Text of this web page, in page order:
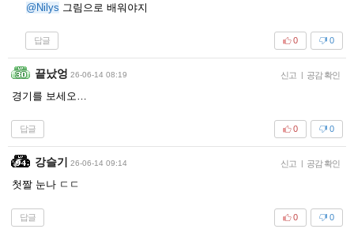
@Nilys 그림으로 배워야지
답글 0
0
끝났엉 26-06-14 08:19 신고 | 공감 확인
경기를 보세오…
답글 0
0
강슬기 26-06-14 09:14 신고 | 공감 확인
첫짤 눈나 ㄷㄷ
답글 0
0